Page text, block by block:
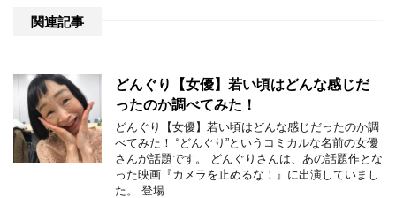
関連記事
どんぐり【女優】若い頃はどんな感じだ
ったのか調べてみた！
どんぐり【女優】若い頃はどんな感じだったのか調
べてみた！ “どんぐり”というコミカルな名前の女優
さんが話題です。 どんぐりさんは、あの話題作とな
った映画『カメラを止めるな！』に出演していまし
た。 登場 …